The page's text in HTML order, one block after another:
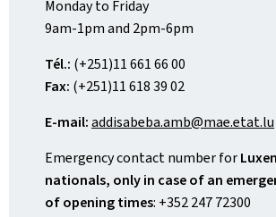
Monday to Friday
9am-1pm and 2pm-6pm
Tél.: (+251)11 661 66 00
Fax: (+251)11 618 39 02
E-mail:addisabeba.amb@mae.etat.lu
Emergency contact number for
nationals, only in case of an
of opening times: +352 247 72300